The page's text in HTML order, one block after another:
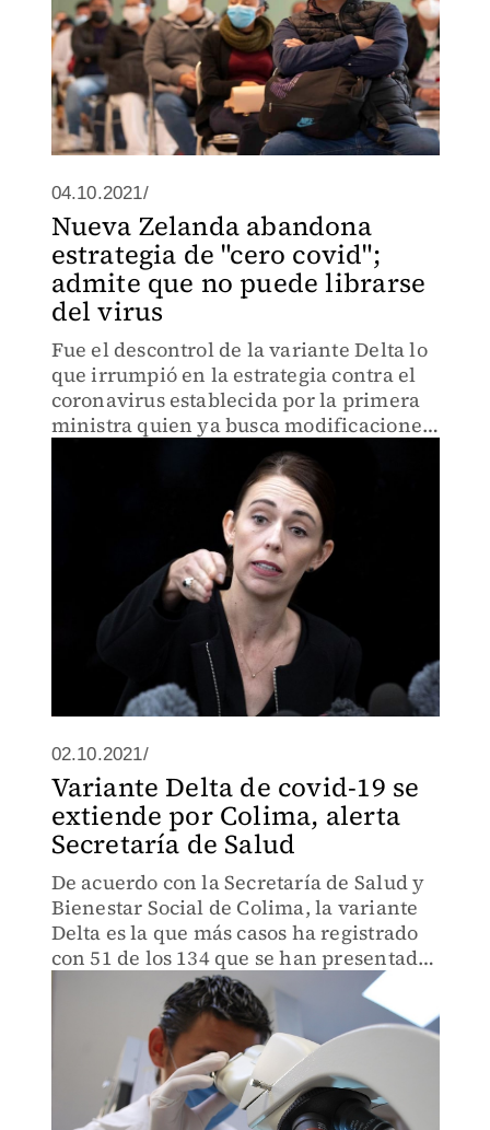
04.10.2021/
Nueva Zelanda abandona
estrategia de "cero covid";
admite que no puede librarse
del virus
Fue el descontrol de la variante Delta lo
que irrumpió en la estrategia contra el
coronavirus establecida por la primera
ministra quien ya busca modificaciones
02.10.2021/
Variante Delta de covid-19 se
extiende por Colima, alerta
Secretaría de Salud
De acuerdo con la Secretaría de Salud y
Bienestar Social de Colima, la variante
Delta es la que más casos ha registrado
con 51 de los 134 que se han presentado
en la entidad hasta el mes de
septiembre.